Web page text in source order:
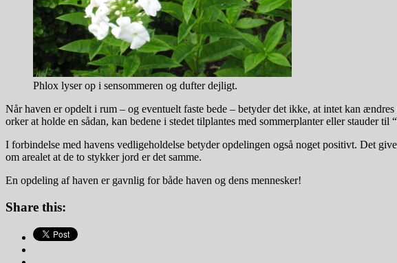
Phlox lyser op i sensommeren og dufter dejligt.
Når haven er opdelt i rum – og eventuelt faste bede – betyder det ikke, at intet kan
orker at holde en sådan, kan bedene i stedet tilplantes med sommerplanter eller
I forbindelse med havens vedligeholdelse betyder opdelingen også noget positivt. Det
om arealet at de to stykker jord er det samme.
En opdeling af haven er gavnlig for både haven og dens mennesker!
Share this: